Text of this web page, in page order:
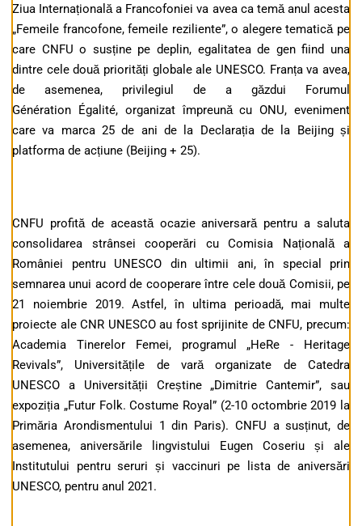
Ziua Internațională a Francofoniei va avea ca temă anul acesta
„Femeile francofone, femeile reziliente”, o alegere tematică pe
care CNFU o susține pe deplin, egalitatea de gen fiind una
dintre cele două priorități globale ale UNESCO. Franța va avea,
de asemenea, privilegiul de a găzdui Forumul
Génération Égalité, organizat împreună cu ONU, eveniment
care va marca 25 de ani de la Declarația de la Beijing și
platforma de acțiune (Beijing + 25).
CNFU profită de această ocazie aniversară pentru a saluta
consolidarea strânsei cooperări cu Comisia Națională a
României pentru UNESCO din ultimii ani, în special prin
semnarea unui acord de cooperare între cele două Comisii, pe
21 noiembrie 2019. Astfel, în ultima perioadă, mai multe
proiecte ale CNR UNESCO au fost sprijinite de CNFU, precum:
Academia Tinerelor Femei, programul „HeRe - Heritage
Revivals”, Universitățile de vară organizate de Catedra
UNESCO a Universității Creștine „Dimitrie Cantemir”, sau
expoziția „Futur Folk. Costume Royal” (2-10 octombrie 2019 la
Primăria Arondismentului 1 din Paris). CNFU a susținut, de
asemenea, aniversările lingvistului Eugen Coseriu și ale
Institutului pentru seruri și vaccinuri pe lista de aniversări
UNESCO, pentru anul 2021.